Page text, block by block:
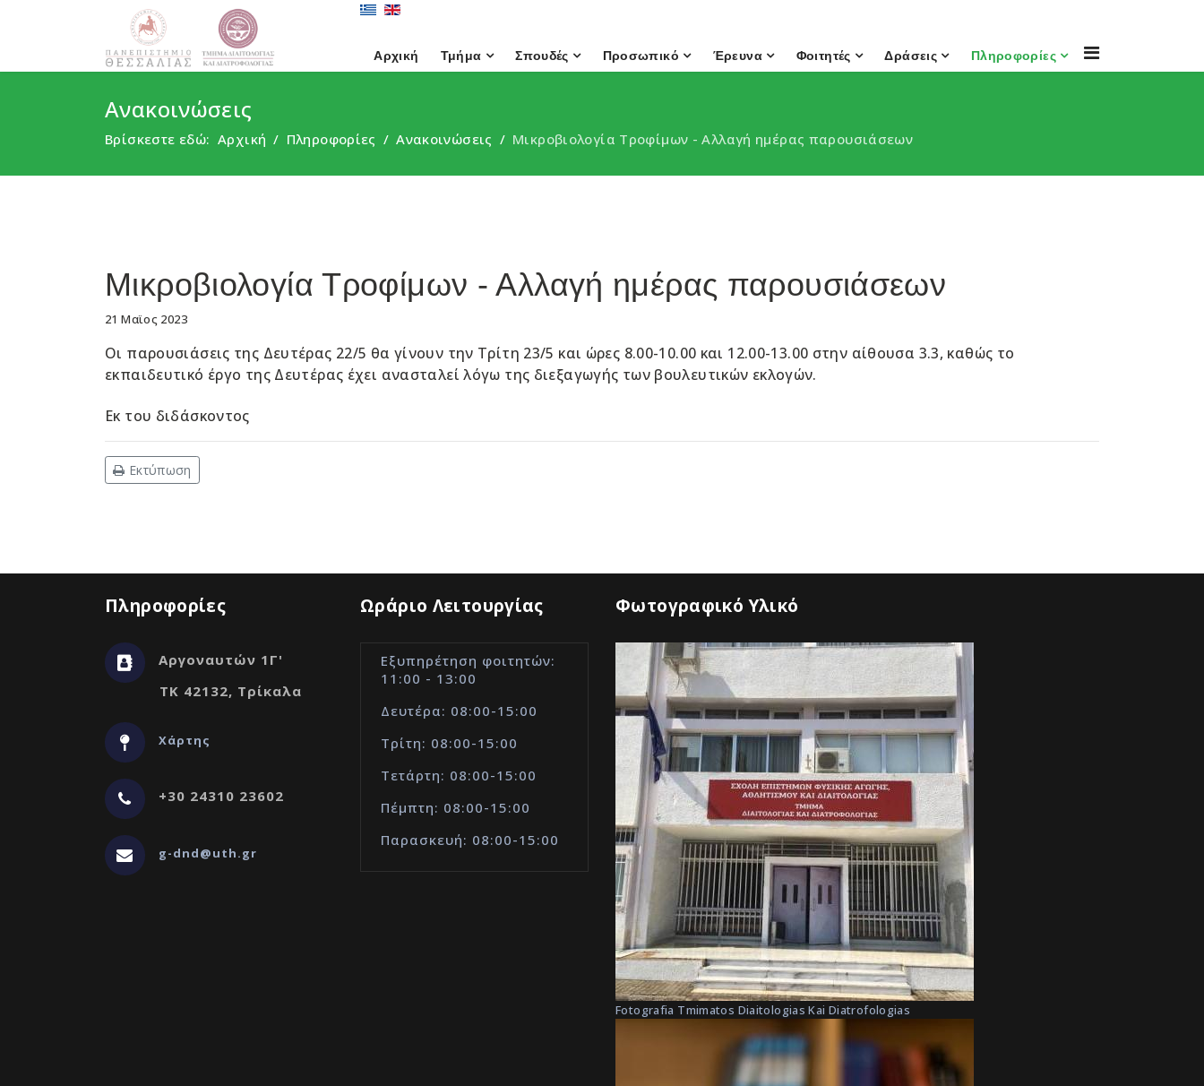
Αρχική Τμήμα Σπουδές Προσωπικό Έρευνα Φοιτητές Δράσεις Πληροφορίες
Ανακοινώσεις
Βρίσκεστε εδώ: Αρχική Πληροφορίες Ανακοινώσεις Μικροβιολογία Τροφίμων - Αλλαγή ημέρας παρουσιάσεων
Μικροβιολογία Τροφίμων - Αλλαγή ημέρας παρουσιάσεων
21 Μαϊος 2023
Οι παρουσιάσεις της Δευτέρας 22/5 θα γίνουν την Τρίτη 23/5 και ώρες 8.00-10.00 και 12.00-13.00 στην αίθουσα 3.3, καθώς το
εκπαιδευτικό έργο της Δευτέρας έχει ανασταλεί λόγω της διεξαγωγής των βουλευτικών εκλογών.
Εκ του διδάσκοντος
Εκτύπωση
Πληροφορίες
Αργοναυτών 1Γ'
ΤΚ 42132, Τρίκαλα
Χάρτης
+30 24310 23602
g-dnd@uth.gr
Ωράριο Λειτουργίας
Εξυπηρέτηση φοιτητών:
11:00 - 13:00
Δευτέρα: 08:00-15:00
Τρίτη: 08:00-15:00
Τετάρτη: 08:00-15:00
Πέμπτη: 08:00-15:00
Παρασκευή: 08:00-15:00
Φωτογραφικό Υλικό
Fotografia Tmimatos Diaitologias Kai Diatrofologias